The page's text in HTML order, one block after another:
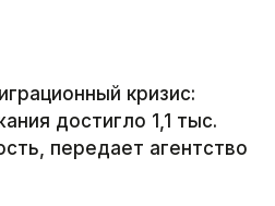
кризис:
достигло 1,1 тыс.
передает агентство